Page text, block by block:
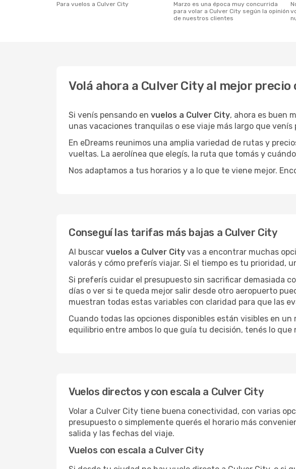
Para vuelos a Culver City
marzo es una época muy concurrida
para volar a Culver City según la opinión
de nuestros clientes
noviembre es una temporada baja para
Volá ahora a Culver City al mejor precio
Si venís pensando en vuelos a Culver City, ahora es buen
unas vacaciones tranquilas o ese viaje más largo que
En eDreams reunimos una amplia variedad de rutas y
vueltas. La aerolínea que elegís, la ruta que tomás y
Nos adaptamos a tus horarios y a lo que te viene mejor.
Conseguí las tarifas más bajas a Culver City
Al buscar vuelos a Culver City vas a encontrar muchas
valorás y cómo preferís viajar. Si el tiempo es tu prioridad,
Si preferís cuidar el presupuesto sin sacrificar demasiada
días o ver si te queda mejor salir desde otro aeropuerto
muestran todas estas variables con claridad para que las
Cuando todas las opciones disponibles están visibles en
equilibrio entre ambos lo que guía tu decisión, tenés lo
Vuelos directos y con escala a Culver City
Volar a Culver City tiene buena conectividad, con varias
presupuesto o simplemente querés el horario más
salida y las fechas del viaje.
Vuelos con escala a Culver City